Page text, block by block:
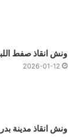
ونش انقاذ صفط
2026-01-12
ونش انقاذ مدينة بدر